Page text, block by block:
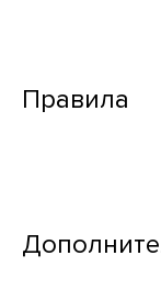
Правила